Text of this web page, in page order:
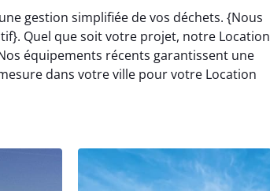
gestion simplifiée de vos déchets. {Nous
Quel que soit votre projet, notre Location
équipements récents garantissent une
dans votre ville pour votre Location